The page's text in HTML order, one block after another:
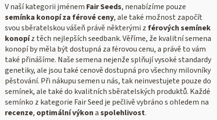
konopí
Konopné
produkty
Hašiš
Kratom
V naší kategorii jménem Fair Seeds, nenabízíme pouze
semínka konopí za férové ceny, ale také možnost započít
svou sběratelskou vášeň právě některými zférových semínek
konopíz těch nejlepších seedbank. Věříme, že kvalitní semena
konopí by měla být dostupná za férovou cenu, a právě to vám
také přinášíme. Naše semena nejenže splňují vysoké standardy
genetiky, ale jsou také cenově dostupná pro všechny milovníky
pěstování. Při nákupu semen u nás, tak neinvestujete pouze do
semínek, ale také do kvalitních sběratelských produktů. Každé
semínko z kategorie Fair Seed je pečlivě vybráno s ohledem na
recenze, optimální výkonaspolehlivost.